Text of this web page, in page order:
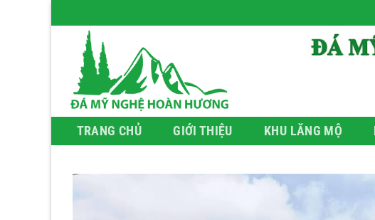
qua
TRANG CHỦ GIỚI THIỆU KHU LĂNG MỘ